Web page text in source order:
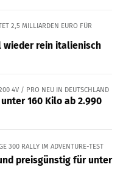
2,5 MILLIARDEN EURO FÜR
wieder rein italienisch
4V / PRO NEU IN DEUTSCHLAND
160 Kilo ab 2.990
300 RALLY IM ADVENTURE-TEST
preisgünstig für unter